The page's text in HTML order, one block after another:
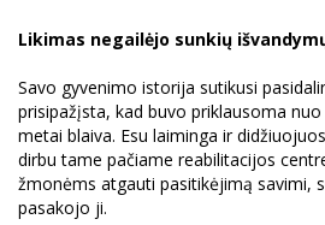
Likimas negailėjo sunkių
Savo gyvenimo istorija sutikusi
prisipažįsta, kad buvo priklausoma
metai blaiva. Esu laiminga ir
dirbu tame pačiame reabilitacijos
žmonėms atgauti pasitikėjimą savimi,
pasakojo ji.